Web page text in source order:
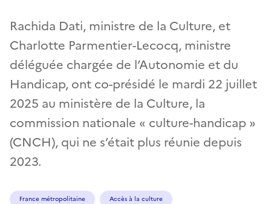
Rachida Dati, ministre de la Culture, et
Charlotte Parmentier-Lecocq, ministre
déléguée chargée de l’Autonomie et du
Handicap, ont co-présidé le mardi 22 juillet
2025 au ministère de la Culture, la
commission nationale « culture-handicap »
(CNCH), qui ne s’était plus réunie depuis
2023.
France métropolitaine Accès à la culture